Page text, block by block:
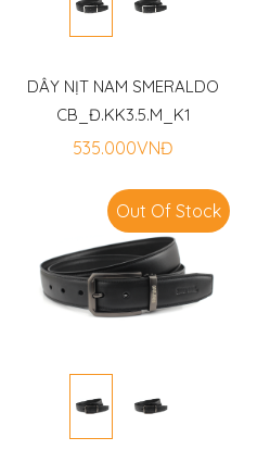
Smeraldo
xuất
OEM
DÂY NỊT NAM SMERALDO
CB_Đ.KK3.5.M_K1
535.000VNĐ
Out Of Stock